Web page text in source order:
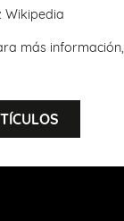
Wikipedia
más información,